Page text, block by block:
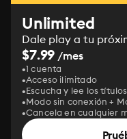
Unlimited
Dale play a tu
$7.99 /mes
1 cuenta
Acceso ilimitado
Escucha y lee los
Modo sin conexión +
Cancela en cualquier